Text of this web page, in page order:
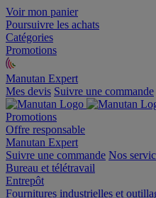
Voir mon panier
Poursuivre les achats
Catégories
Promotions
Manutan Expert
offre reconditionnée
Mes devis Suivre une commande
Promotions
Offre responsable
Manutan Expert
Suivre une commande
Bureau et télétravail
Entrepôt